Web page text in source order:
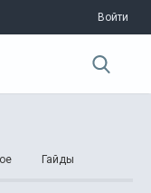
Войти
Гайды